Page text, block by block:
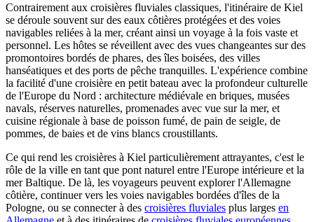
Contrairement aux croisières fluviales classiques, l'itinéraire de Kiel
se déroule souvent sur des eaux côtières protégées et des voies
navigables reliées à la mer, créant ainsi un voyage à la fois vaste et
personnel. Les hôtes se réveillent avec des vues changeantes sur des
promontoires bordés de phares, des îles boisées, des villes
hanséatiques et des ports de pêche tranquilles. L'expérience combine
la facilité d'une croisière en petit bateau avec la profondeur culturelle
de l'Europe du Nord : architecture médiévale en briques, musées
navals, réserves naturelles, promenades avec vue sur la mer, et
cuisine régionale à base de poisson fumé, de pain de seigle, de
pommes, de baies et de vins blancs croustillants.
Ce qui rend les croisières à Kiel particulièrement attrayantes, c'est le
rôle de la ville en tant que pont naturel entre l'Europe intérieure et la
mer Baltique. De là, les voyageurs peuvent explorer l'Allemagne
côtière, continuer vers les voies navigables bordées d'îles de la
Pologne, ou se connecter à des croisières fluviales plus larges en